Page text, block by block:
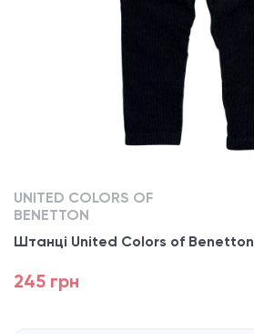
UNITED COLORS OF
BENETTON
Штанці United Colors of Benetton
245 грн